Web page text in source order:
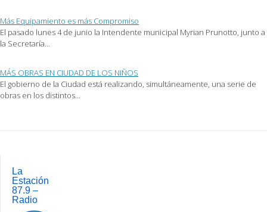
Más Equipamiento es más Compromiso
El pasado lunes 4 de junio la Intendente municipal Myrian Prunotto, junto a
la Secretaría…
MÁS OBRAS EN CIUDAD DE LOS NIÑOS
El gobierno de la Ciudad está realizando, simultáneamente, una serie de
obras en los distintos…
navigation
La
Estación
87.9 –
Radio